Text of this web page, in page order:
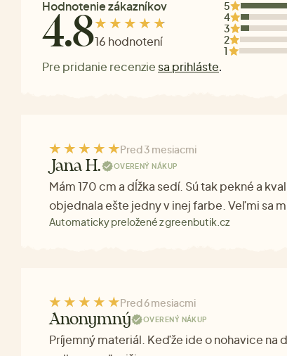
Hodnotenie zákazníkov
4.816 hodnotení
Pre pridanie recenzie sa prihláste.
5
4
3
2
1
Pred 3 mesiacmi
Jana H. OVERENÝ NÁKUP
Mám 170 cm a dĺžka sedí. Sú tak pekné a
objednala ešte jedny v inej farbe. Veľmi sa
Automaticky preložené z greenbutik.cz
Pred 6 mesiacmi
Anonymný OVERENÝ NÁKUP
Príjemný materiál. Keďže ide o nohavice na